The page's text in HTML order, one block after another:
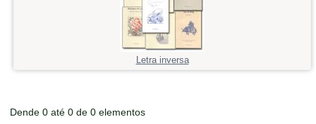
Letra inversa
Dende 0 até 0 de 0 elementos